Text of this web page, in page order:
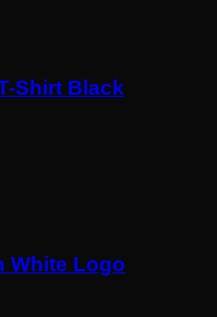
Shirt Black
White Logo